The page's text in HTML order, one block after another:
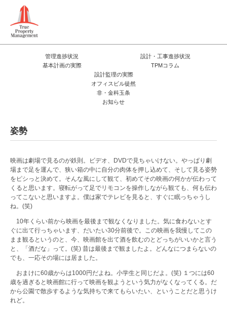
管理進捗状況
設計・工事進捗状況
基本計画の実際
TPMコラム
設計監理の実際
オフィスビル徒然
非・金科玉条
お知らせ
姿勢
映画は劇場で見るのが鉄則。ビデオ、DVDで見ちゃいけない。やっぱり劇
場まで足を運んで、狭い箱の中に自分の肉体を押し込めて、そして見る姿勢
をピシっと決めて。そんな風にして観て、初めてその映画の何かが伝わって
くると思います。寝転がって足でリモコンを操作しながら観ても、何も伝わ
ってこないと思いますよ。僕は家でテレビを見ると、すぐに眠っちゃうし
ね。(笑)
10年くらい前から映画を最後まで観なくなりました。気に食わないとす
ぐに出て行っちゃいます、だいたい30分前後で。この映画を我慢してこの
まま観るというのと、今、映画館を出て酒を飲むのとどっちがいいかと言う
と、「酒だな」って。(笑) 昔は最後まで観ましたよ。どんなにつまらないの
でも、一応その場には居ました。
おまけに60歳からは1000円だよね。小学生と同じだよ。(笑) １つには60
歳を過ぎると映画館に行って映画を観ようという気力がなくなってくる。だ
から公園で散歩するような気持ちで来てもらいたい、ということだと思うけ
れど。